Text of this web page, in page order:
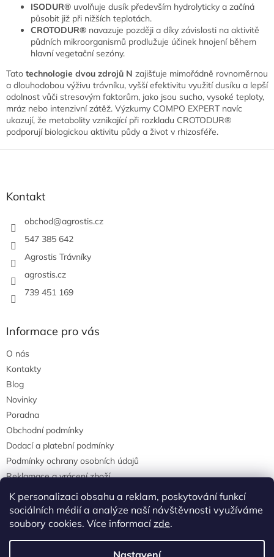
K personalizaci obsahu a reklam, poskytování funkcí
sociálních médií a analýze naší návštěvnosti využíváme
soubory cookies. Více informacízde.
Nastavení
ISODUR® uvolňuje dusík především hydrolyticky a začíná
působit již při nižších teplotách.
CROTODUR® navazuje později a díky závislosti na aktivitě
půdních mikroorganismů prodlužuje účinek hnojení během
hlavní vegetační sezóny.
Tato technologie dvou zdrojů N zajišťuje mimořádně rovnoměrnou
a dlouhodobou výživu trávníku, vyšší efektivitu využití dusíku a lepší
odolnost vůči stresovým faktorům, jako jsou sucho, vysoké teploty,
mráz nebo intenzivní zátěž. Výzkumy COMPO EXPERT navíc
ukazují, že metabolity vznikající při rozkladu CROTODUR®
podporují biologickou aktivitu půdy a život v rhizosféře.
Z
Kontakt
obchod@agrostis.cz
547 385 642
Agrostis Trávníky
agrostis.cz
739 451 169
Informace pro vás
O nás
Kontakty
Blog
Novinky
Poradna
Obchodní podmínky
Dodací a platební podmínky
Podmínky ochrany osobních údajů
Reklamace a vrácení zboží
agrostis.cz